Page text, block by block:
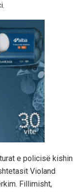
e policisë kishin
Violand
Fillimisht,